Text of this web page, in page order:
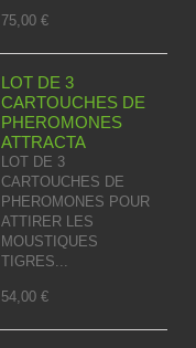
75,00 €
LOT DE 3
CARTOUCHES DE
PHEROMONES
ATTRACTA
LOT DE 3
CARTOUCHES DE
PHEROMONES POUR
ATTIRER LES
MOUSTIQUES
TIGRES...
54,00 €